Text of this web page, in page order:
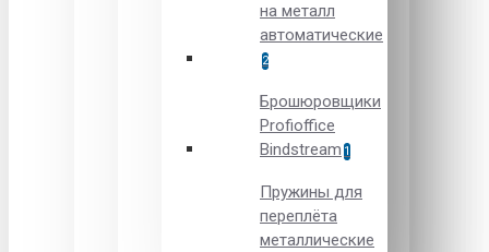
на металл
автоматические
2
Брошюровщики
Рrofioffice
Вindstream 1
Пружины для
переплёта
металлические